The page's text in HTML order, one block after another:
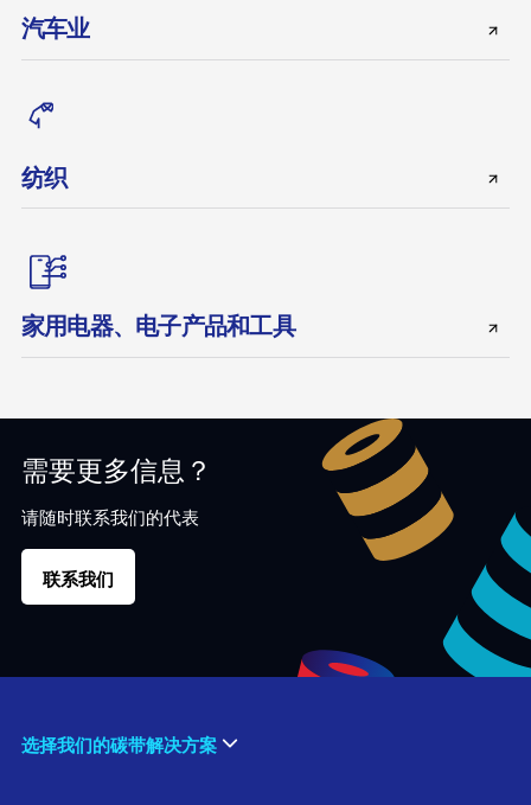
汽车业
纺织
家用电器、电子产品和工具
需要更多信息？
请随时联系我们的代表
联系我们
选择我们的碳带解决方案